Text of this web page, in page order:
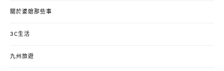
關於婆媳那些事
3C生活
九州旅遊